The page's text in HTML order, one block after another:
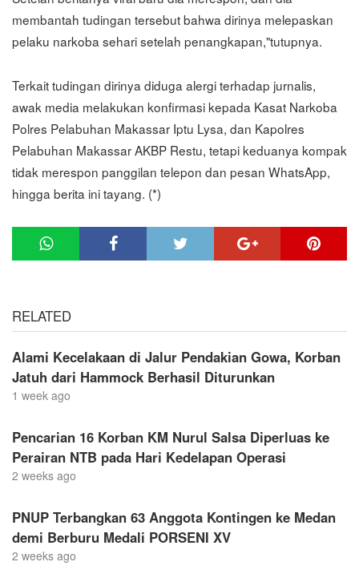
membantah tudingan tersebut bahwa dirinya melepaskan
pelaku narkoba sehari setelah penangkapan,"tutupnya.
Terkait tudingan dirinya diduga alergi terhadap jurnalis,
awak media melakukan konfirmasi kepada Kasat Narkoba
Polres Pelabuhan Makassar Iptu Lysa, dan Kapolres
Pelabuhan Makassar AKBP Restu, tetapi keduanya kompak
tidak merespon panggilan telepon dan pesan WhatsApp,
hingga berita ini tayang. (*)
RELATED
Alami Kecelakaan di Jalur Pendakian Gowa, Korban
Jatuh dari Hammock Berhasil Diturunkan
1 week ago
Pencarian 16 Korban KM Nurul Salsa Diperluas ke
Perairan NTB pada Hari Kedelapan Operasi
2 weeks ago
PNUP Terbangkan 63 Anggota Kontingen ke Medan
demi Berburu Medali PORSENI XV
2 weeks ago